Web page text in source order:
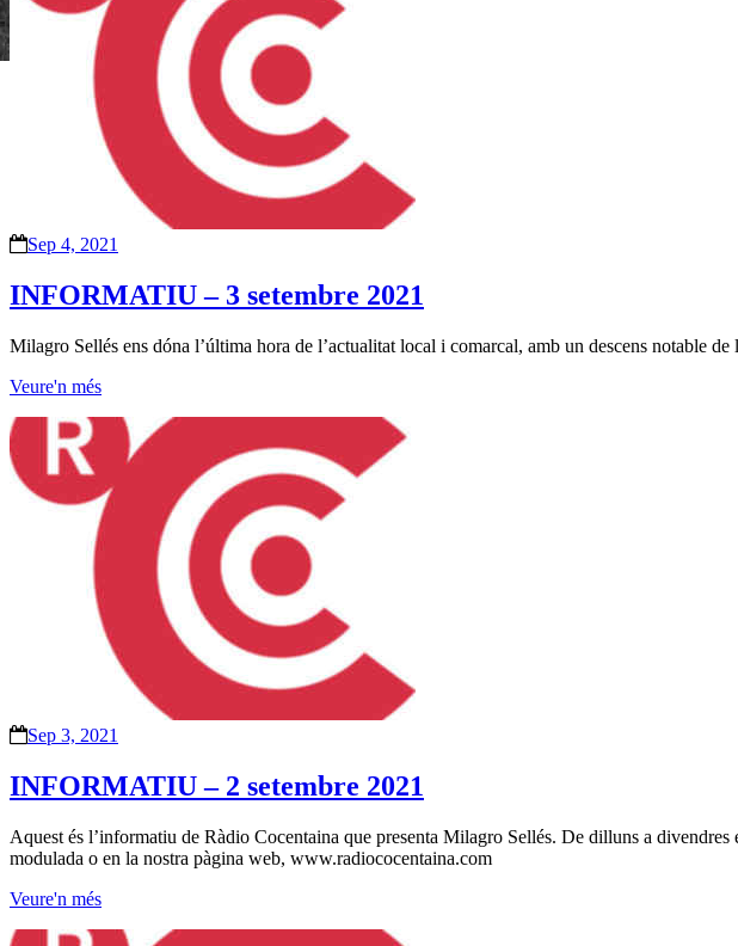
Sep 4, 2021
INFORMATIU – 3 setembre 2021
Milagro Sellés ens dóna l’última hora de l’actualitat local i comarcal, amb un descens notable
Veure'n més
Sep 3, 2021
INFORMATIU – 2 setembre 2021
Aquest és l’informatiu de Ràdio Cocentaina que presenta Milagro Sellés. De dilluns a
modulada o en la nostra pàgina web, www.radiococentaina.com
Veure'n més